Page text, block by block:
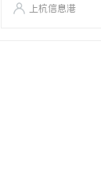
上杭信息港